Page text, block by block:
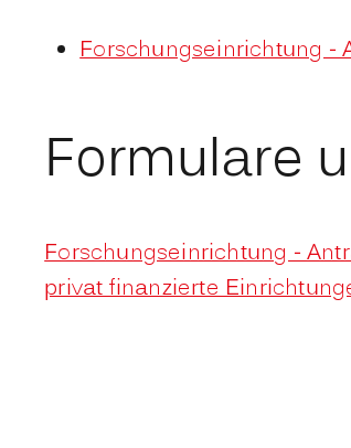
Forschungseinrichtung -
Formulare
Forschungseinrichtung -
privat finanzierte